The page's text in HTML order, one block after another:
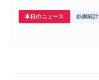
本日のニュース 鉄鋼統計